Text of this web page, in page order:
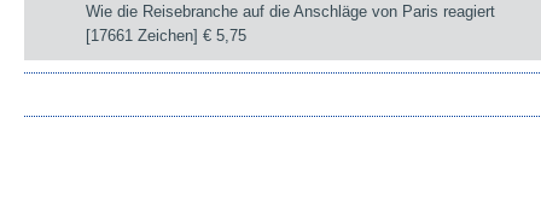
Wie die Reisebranche auf die Anschläge von Paris reagiert
[17661 Zeichen]€ 5,75